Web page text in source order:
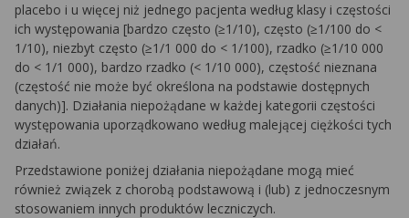
placebo i u więcej niż jednego pacjenta według klasy i częstości
ich występowania [bardzo często (≥1/10), często (≥1/100 do <
1/10), niezbyt często (≥1/1 000 do < 1/100), rzadko (≥1/10 000
do < 1/1 000), bardzo rzadko (< 1/10 000), częstość nieznana
(częstość nie może być określona na podstawie dostępnych
danych)]. Działania niepożądane w każdej kategorii częstości
występowania uporządkowano według malejącej ciężkości tych
działań.
Przedstawione poniżej działania niepożądane mogą mieć
również związek z chorobą podstawową i (lub) z jednoczesnym
stosowaniem innych produktów leczniczych.